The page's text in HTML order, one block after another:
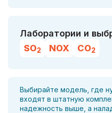
Лаборатории и
SO2 NOX CO2
Выбирайте модель, где
входят в штатную
надежность выше, а